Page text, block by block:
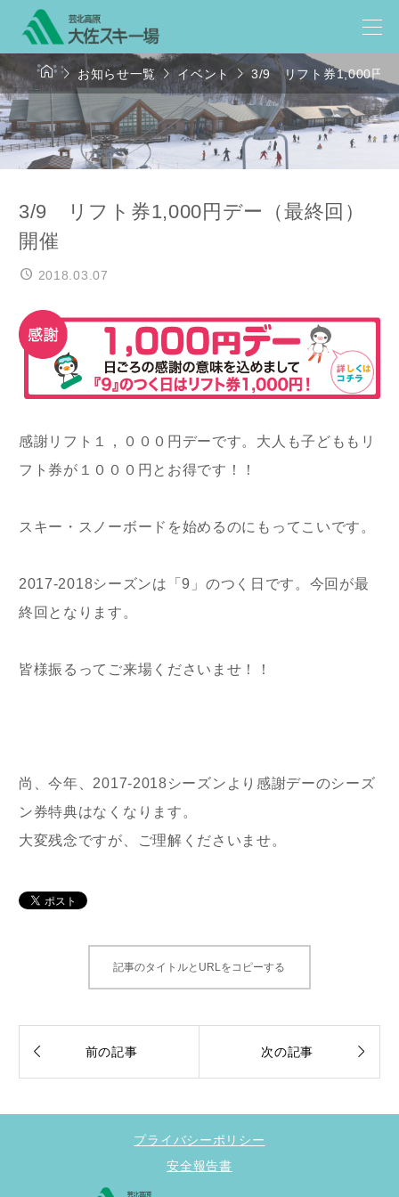
 お知らせ一覧イベント 3/9 リフト券1,000円デ
3/9 リフト券1,000円デー（最終回）
開催
2018.03.07
感謝リフト１，０００円デーです。大人も子どももリ
フト券が１０００円とお得です！！
スキー・スノーボードを始めるのにもってこいです。
2017-2018シーズンは「9」のつく日です。今回が最
終回となります。
皆様振るってご来場くださいませ！！
尚、今年、2017-2018シーズンより感謝デーのシーズ
ン券特典はなくなります。
大変残念ですが、ご理解くださいませ。
記事のタイトルとURLをコピーする
 前の記事 次の記事 
プライバシーポリシー
安全報告書